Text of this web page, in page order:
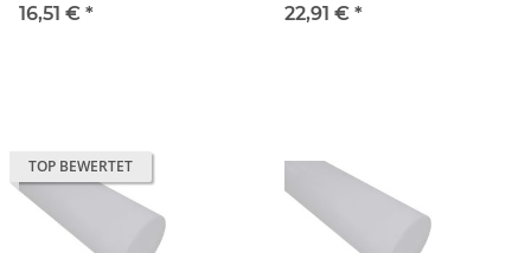
16,51 € *
22,91 € *
TOP BEWERTET